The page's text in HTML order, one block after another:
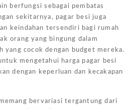
berfungsi sebagai pembatas
sekitarnya, pagar besi juga
keindahan tersendiri bagi rumah
orang yang bingung dalam
yang cocok dengan budget mereka.
mengetahui harga pagar besi
dengan keperluan dan kecakapan
bervariasi tergantung dari